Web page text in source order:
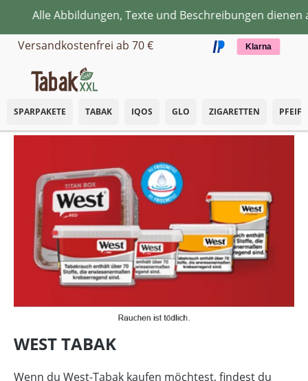
Zum Hauptinhalt springen
Abbildungen, Texte und Beschreibungen dienen
Versandkostenfrei ab 70 €
Klarna
SPARPAKETE TABAK IQOS GLO ZIGARETTEN
WEST TABAK
Wenn du West-Tabak kaufen möchtest, findest du